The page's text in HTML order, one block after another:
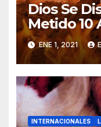
Dios Se
Metido 10
En El 2020
ENE 1, 2021
INTERNACIONALES